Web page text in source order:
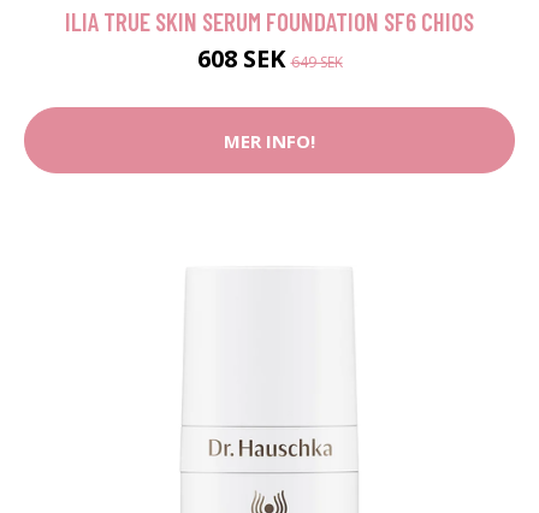
ILIA TRUE SKIN SERUM FOUNDATION SF6 CHIOS
608 SEK649 SEK
MER INFO!